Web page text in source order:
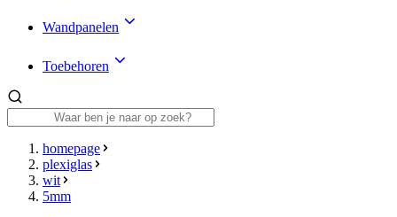
Wandpanelen
Toebehoren
homepage
plexiglas
wit
5mm